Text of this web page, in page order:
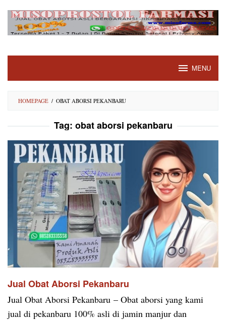
Skip
content
MENU
HOMEPAGE / OBAT ABORSI PEKANBARU
Tag: obat aborsi pekanbaru
Jual Obat Aborsi Pekanbaru
Jual Obat Aborsi Pekanbaru – Obat aborsi yang kami
jual di pekanbaru 100% asli di jamin manjur dan